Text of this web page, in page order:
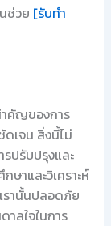
ช่วย [รับทำ
ำคัญของการ
เจน สิ่งนี้ไม่
ปรับปรุงและ
าและวิเคราะห์
รานั้นปลอดภัย
ลใจในการ